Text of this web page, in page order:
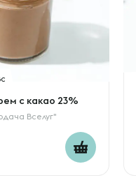
с какао 23%
Вселуг"